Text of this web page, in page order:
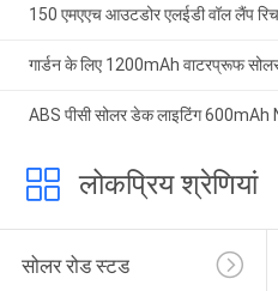
150 एमएएच आउटडोर एलईडी वॉल लैंप
गार्डन के लिए 1200mAh वाटरप्रूफ
ABS पीसी सोलर डेक लाइटिंग 600mAh
लोकप्रिय श्रेणियां
सोलर रोड स्टड